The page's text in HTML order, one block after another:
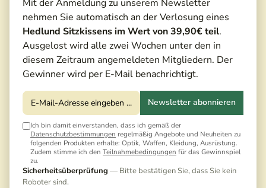
Mit der Anmeldung zu unserem Newsletter
nehmen Sie automatisch an der Verlosung eines
Hedlund Sitzkissens im Wert von 39,90€ teil.
Ausgelost wird alle zwei Wochen unter den in
diesem Zeitraum angemeldeten Mitgliedern. Der
Gewinner wird per E-Mail benachrichtigt.
Newsletter abonnieren
Ich bin damit einverstanden, dass ich gemäß der
Datenschutzbestimmungen regelmäßig Angebote und Neuheiten zu
folgenden Produkten erhalte: Optik, Waffen, Kleidung, Ausrüstung.
Zudem stimme ich den Teilnahmebedingungen für das Gewinnspiel
zu.
Sicherheitsüberprüfung — Bitte bestätigen Sie, dass Sie kein
Roboter sind.